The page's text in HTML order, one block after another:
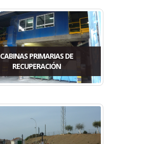
CABINAS PRIMARIAS DE
RECUPERACIÓN